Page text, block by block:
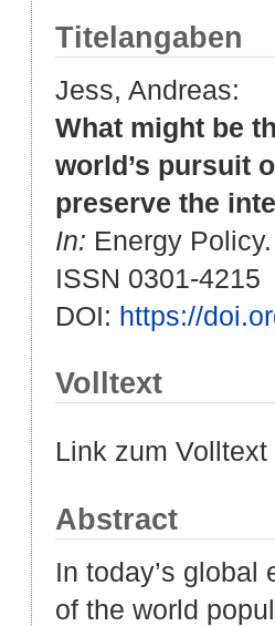
Titelangaben
Jess, Andreas:
What might be
world’s pursuit
preserve the
In: Energy
ISSN 0301-4215
DOI: https://
Volltext
Link zum
Abstract
In today’s
of the world